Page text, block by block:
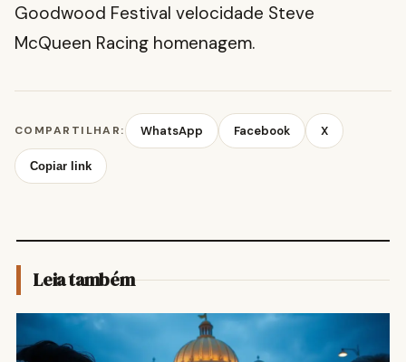
Goodwood Festival velocidade Steve
McQueen Racing homenagem.
COMPARTILHAR: WhatsApp Facebook X
Copiar link
Leia também